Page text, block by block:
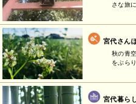
さな旅
宮代さん
秋の青
をぶら
宮代暮